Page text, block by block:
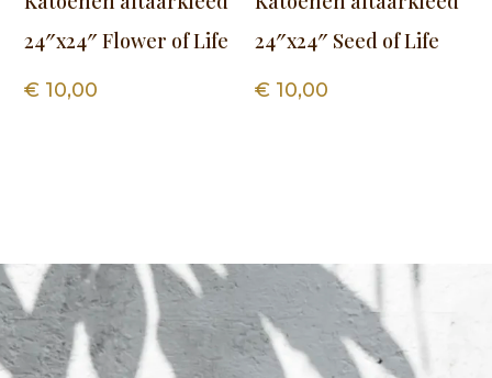
24″x24″ Flower of Life
€ 10,00
24″x24″ Seed of Life
€ 10,00